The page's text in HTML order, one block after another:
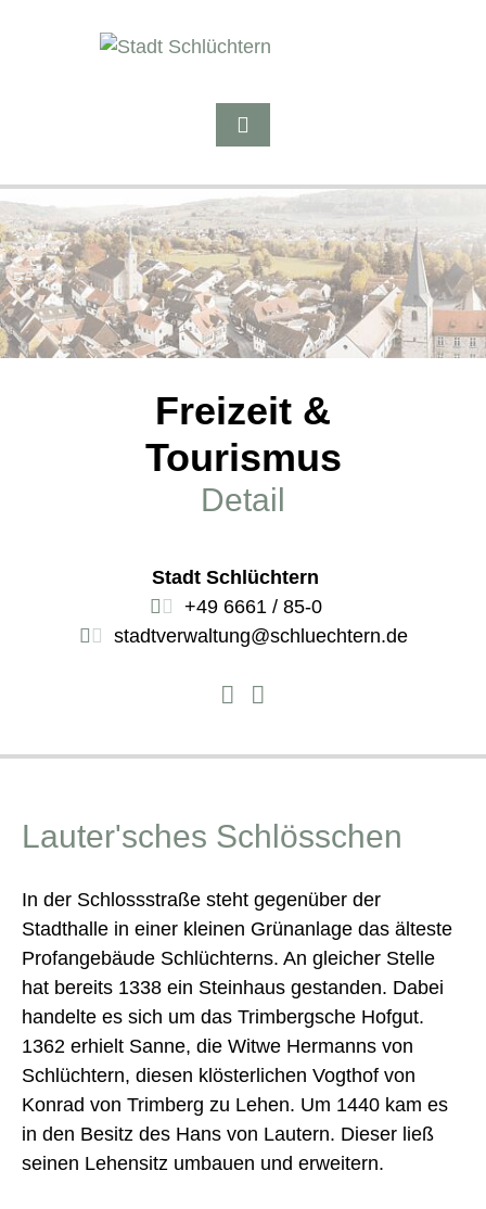
Freizeit &
Tourismus
Detail
Stadt Schlüchtern
+49 6661 / 85-0
stadtverwaltung@schluechtern.de
Lauter'sches Schlösschen
In der Schlossstraße steht gegenüber der
Stadthalle in einer kleinen Grünanlage das älteste
Profangebäude Schlüchterns. An gleicher Stelle
hat bereits 1338 ein Steinhaus gestanden. Dabei
handelte es sich um das Trimbergsche Hofgut.
1362 erhielt Sanne, die Witwe Hermanns von
Schlüchtern, diesen klösterlichen Vogthof von
Konrad von Trimberg zu Lehen. Um 1440 kam es
in den Besitz des Hans von Lautern. Dieser ließ
seinen Lehensitz umbauen und erweitern.